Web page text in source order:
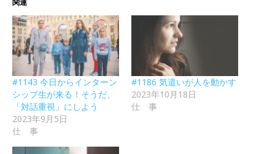
関連
#1143 今日からインターン
シップ生が来る！そうだ、
「対話重視」にしよう
2023年9月5日
仕 事
#1186 気遣いが人を動かす
2023年10月18日
仕 事